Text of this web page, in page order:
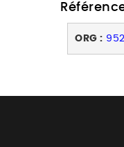
ORG :